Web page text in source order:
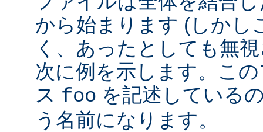
から始まります (しかし
く、あったとしても無
次に例を示します。こ
ス foo を記述している
う名前になります。